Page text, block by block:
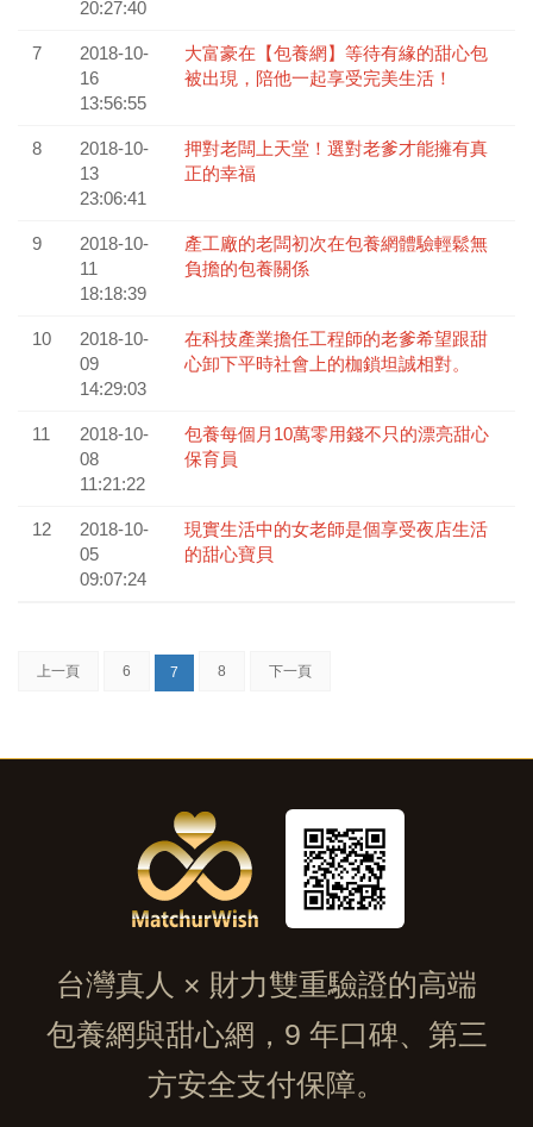
20:27:40
7
2018-10-
16
13:56:55
大富豪在【包養網】等待有緣的甜心包
被出現，陪他一起享受完美生活！
8
2018-10-
13
23:06:41
押對老闆上天堂！選對老爹才能擁有真
正的幸福
9
2018-10-
11
18:18:39
產工廠的老闆初次在包養網體驗輕鬆無
負擔的包養關係
10
2018-10-
09
14:29:03
在科技產業擔任工程師的老爹希望跟甜
心卸下平時社會上的枷鎖坦誠相對。
11
2018-10-
08
11:21:22
包養每個月10萬零用錢不只的漂亮甜心
保育員
12
2018-10-
05
09:07:24
現實生活中的女老師是個享受夜店生活
的甜心寶貝
上一頁 6 7 8 下一頁
台灣真人 × 財力雙重驗證的高端
包養網與甜心網，9 年口碑、第三
方安全支付保障。